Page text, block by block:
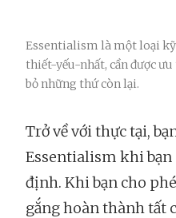
Essentialism là một loại
thiết-yếu-nhất, cần được
bỏ những thứ còn lại.
Trở về với thực tại,
Essentialism khi bạn
định. Khi bạn cho
gắng hoàn thành tất